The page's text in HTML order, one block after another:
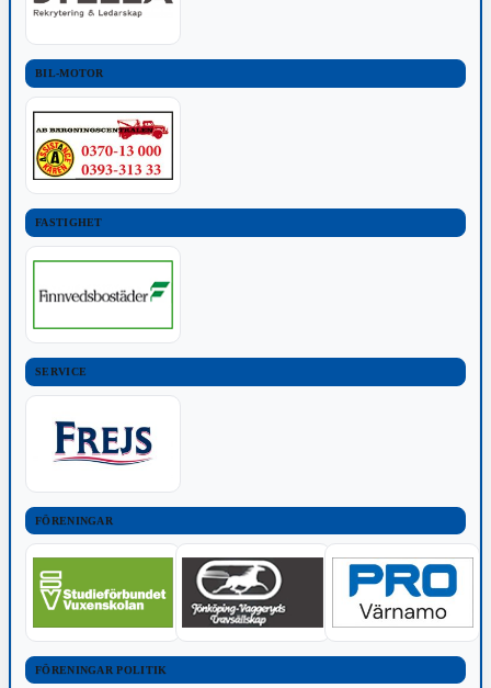
BIL-MOTOR
FASTIGHET
SERVICE
FÖRENINGAR
FÖRENINGAR POLITIK